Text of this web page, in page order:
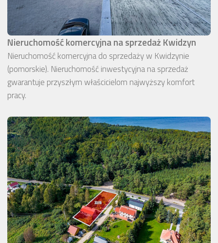
Nieruchomość komercyjna na sprzedaż Kwidzyn
Nieruchomość komercyjna do sprzedaży w Kwidzynie
(pomorskie). Nieruchomość inwestycyjna na sprzedaż
gwarantuje przyszłym właścicielom najwyższy komfort
pracy.